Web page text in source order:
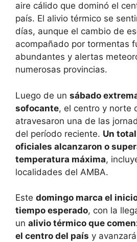
aire cálido que dominó el
país. El alivio térmico se
días, aunque el cambio de
acompañado por tormentas
abundantes y alertas
numerosas provincias.
Luego de un sábado
sofocante, el centro y norte
atravesaron una de las
del período reciente. Un
oficiales alcanzaron o
temperatura máxima,
localidades del AMBA.
Este domingo marca el
tiempo esperado, con la
un alivio térmico que
el centro del país y